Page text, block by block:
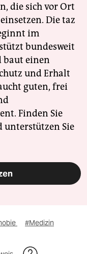
die sich vor Ort
Die taz
im
bundesweit
baut einen
und Erhalt
guten, frei
Finden Sie
unterstützen Sie
#Medizin